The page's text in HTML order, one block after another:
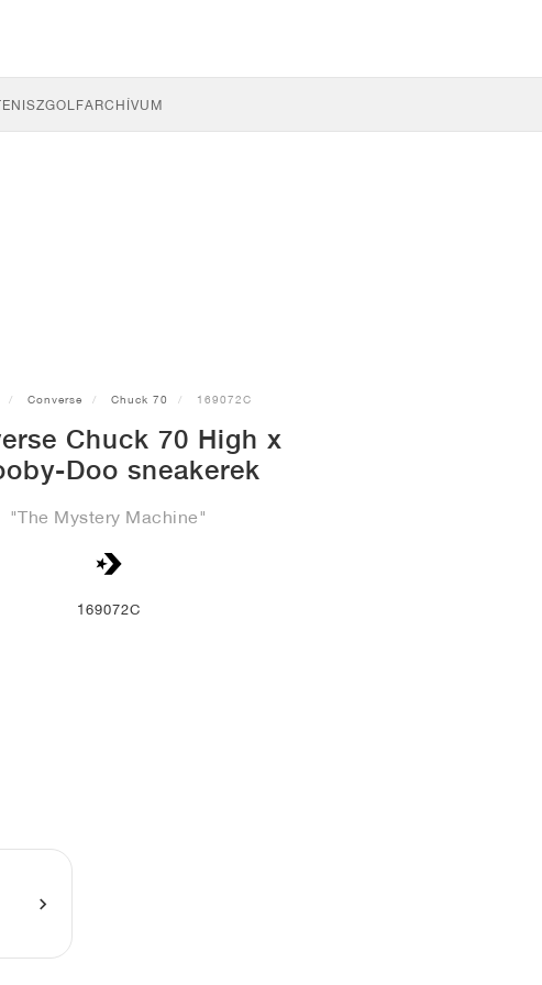
GOLFARCHÍVUM
Converse Chuck 70 169072C
Chuck 70 High x
Doo sneakerek
"The Mystery Machine"
169072C